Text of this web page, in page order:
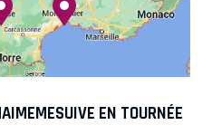
EN TOURNÉE